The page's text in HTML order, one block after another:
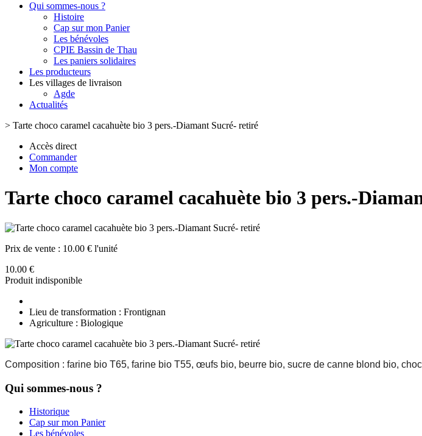
Qui sommes-nous ?
Histoire
Cap sur mon Panier
Les bénévoles
CPIE Bassin de Thau
Les paniers solidaires
Les producteurs
Les villages de livraison
Agde
Actualités
> Tarte choco caramel cacahuète bio 3 pers.-Diamant Sucré- retiré
Accès direct
Commander
Mon compte
Tarte choco caramel cacahuète bio 3 pers.-
Prix de vente : 10.00 € l'unité
10.00 €
Produit indisponible
Lieu de transformation : Frontignan
Agriculture : Biologique
Composition : farine bio T65, farine bio T55, œufs bio, beurre bio, sucre de canne blond bio,
Qui sommes-nous ?
Historique
Cap sur mon Panier
Les bénévoles